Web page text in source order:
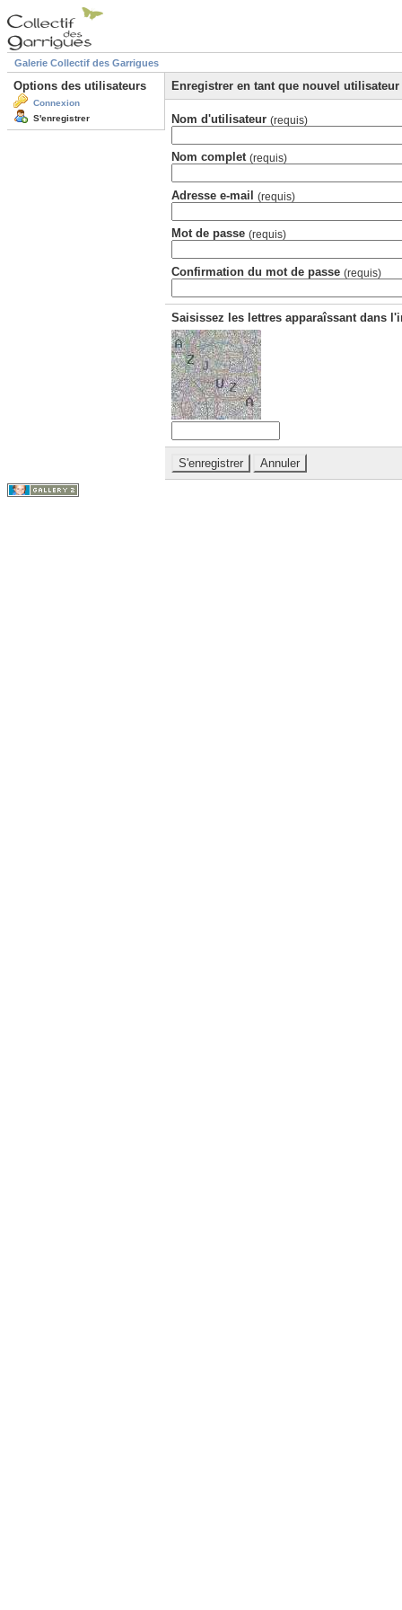
Galerie Collectif des Garrigues
Options des utilisateurs
Connexion
S'enregistrer
Enregistrer en tant que nouvel utilisateur
Nom d'utilisateur (requis)
Nom complet (requis)
Adresse e-mail (requis)
Mot de passe (requis)
Confirmation du mot de passe (requis)
Saisissez les lettres apparaîssant dans